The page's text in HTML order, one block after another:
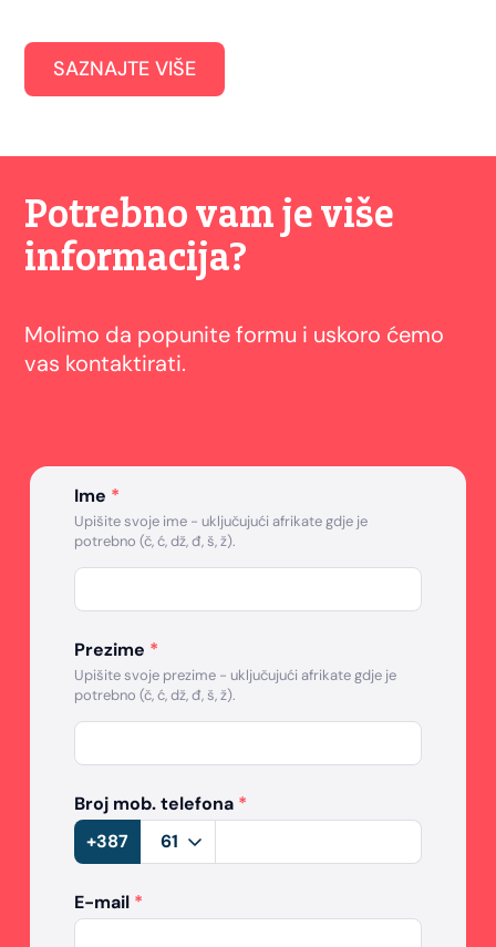
SAZNAJTE VIŠE
Potrebno vam je više
informacija?
Molimo da popunite formu i uskoro ćemo
vas kontaktirati.
Ime *
Upišite svoje ime - uključujući afrikate gdje je
potrebno (č, ć, dž, đ, š, ž).
Prezime *
Upišite svoje prezime - uključujući afrikate gdje je
potrebno (č, ć, dž, đ, š, ž).
Broj mob. telefona *
+387
E-mail *